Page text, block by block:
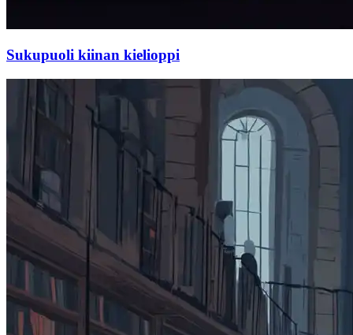
Sukupuoli kiinan kielioppi